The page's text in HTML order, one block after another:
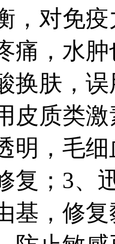
，对免
痛，水
换肤，
皮质类
明，毛
复；3、
基，修